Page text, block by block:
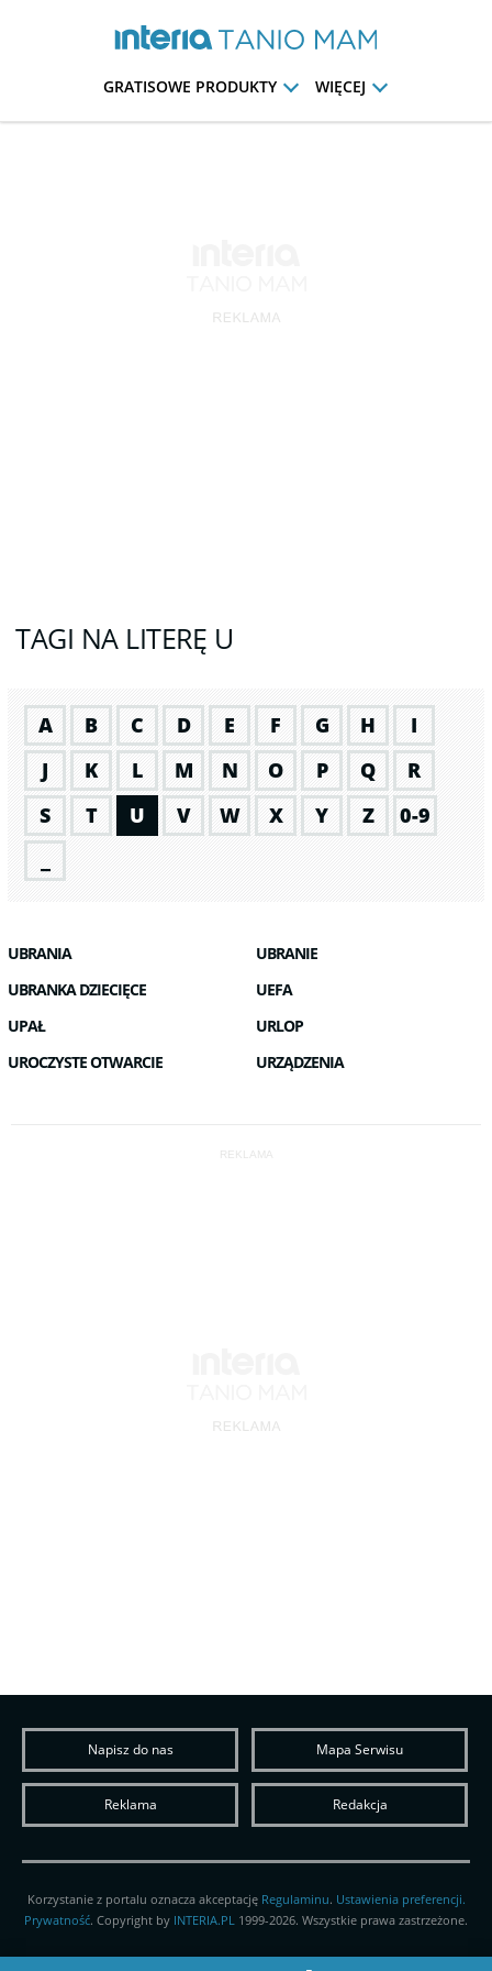
GRATISOWE PRODUKTY WIĘCEJ
TAGI NA LITERĘ U
A B C D E F G H
I
J
K L M N O P Q
R
S
T U V W X Y Z
0-9
UBRANIA
UBRANIE
UBRANKA DZIECIĘCE
UEFA
UPAŁ
URLOP
UROCZYSTE OTWARCIE
URZĄDZENIA
REKLAMA
Napisz do nas Mapa Serwisu
Reklama Redakcja
Korzystanie z portalu oznacza akceptację Regulaminu. Ustawienia preferencji.
Prywatność. Copyright by INTERIA.PL 1999-2026. Wszystkie prawa zastrzeżone.